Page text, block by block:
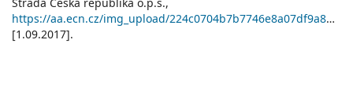
Strada Česká republika o.p.s.,
https://aa.ecn.cz/img_upload/224c0704b7b7746e8a07df9a8b20c098/Zprava_migrace_Vietnam.pdf
[1.09.2017].